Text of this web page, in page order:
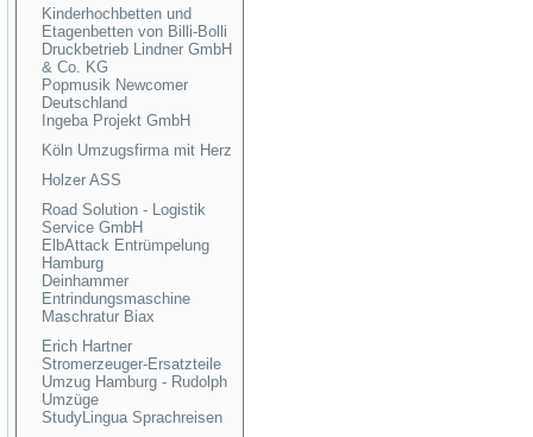
Kinderhochbetten und
Etagenbetten von Billi-Bolli
Druckbetrieb Lindner GmbH
& Co. KG
Popmusik Newcomer
Deutschland
Ingeba Projekt GmbH
Köln Umzugsfirma mit Herz
Holzer ASS
Road Solution - Logistik
Service GmbH
ElbAttack Entrümpelung
Hamburg
Deinhammer
Entrindungsmaschine
Maschratur Biax
Erich Hartner
Stromerzeuger-Ersatzteile
Umzug Hamburg - Rudolph
Umzüge
StudyLingua Sprachreisen